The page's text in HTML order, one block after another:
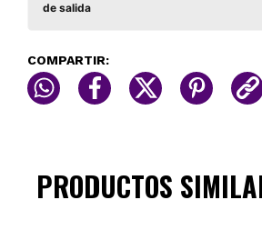
de salida
COMPARTIR:
PRODUCTOS